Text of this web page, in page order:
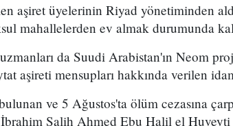
aşiret üyelerinin Riyad yönetiminden
mahallelerden ev almak durumunda
daSuudi Arabistan'ın Neom
aşireti mensupları hakkında verilen
ve 5 Ağustos'ta ölüm cezasına
Salih Ahmed Ebu Halil el